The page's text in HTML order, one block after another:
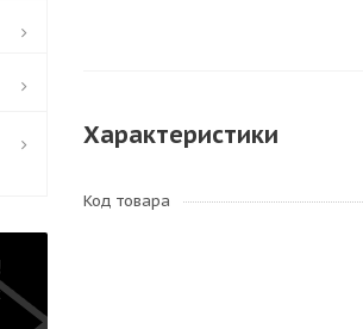
Характеристики
Код товара